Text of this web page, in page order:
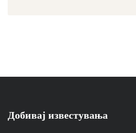
Добивај известувања